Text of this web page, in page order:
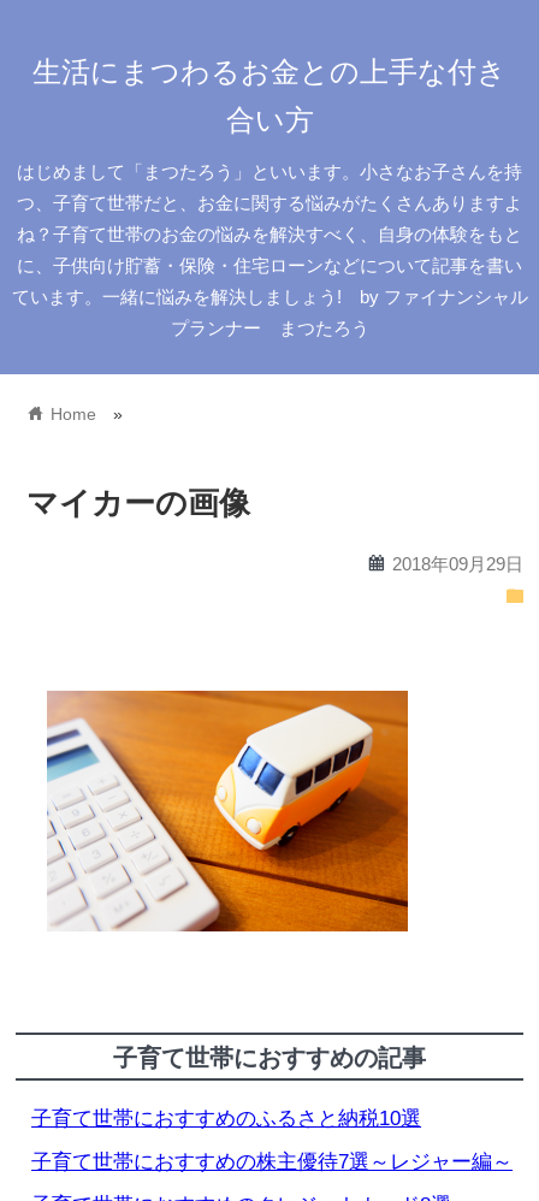
生活にまつわるお金との上手な付き
合い方
はじめまして「まつたろう」といいます。小さなお子さんを持
つ、子育て世帯だと、お金に関する悩みがたくさんありますよ
ね？子育て世帯のお金の悩みを解決すべく、自身の体験をもと
に、子供向け貯蓄・保険・住宅ローンなどについて記事を書い
ています。一緒に悩みを解決しましょう! by ファイナンシャル
プランナー まつたろう
home Home »
マイカーの画像
calendar 2018年09月29日
folder
子育て世帯におすすめの記事
子育て世帯におすすめのふるさと納税10選
子育て世帯におすすめの株主優待7選～レジャー編～